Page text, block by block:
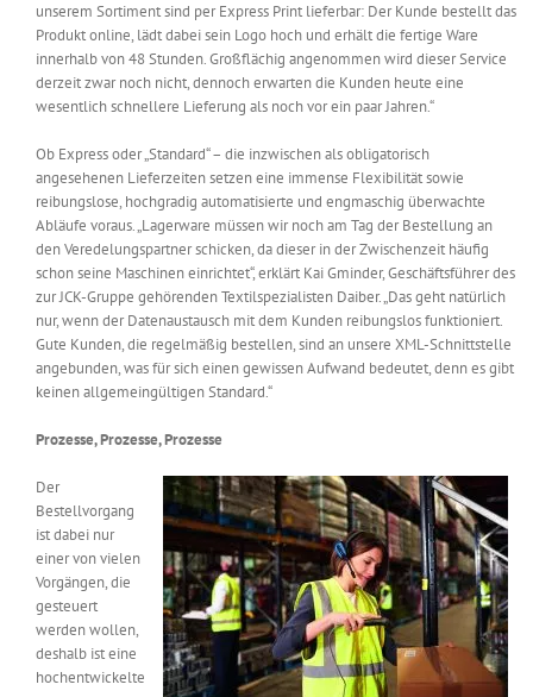
unserem Sortiment sind per Express Print lieferbar: Der Kunde bestellt das
Produkt online, lädt dabei sein Logo hoch und erhält die fertige Ware
innerhalb von 48 Stunden. Großflächig angenommen wird dieser Service
derzeit zwar noch nicht, dennoch erwarten die Kunden heute eine
wesentlich schnellere Lieferung als noch vor ein paar Jahren.“
Ob Express oder „Standard“ – die inzwischen als obligatorisch
angesehenen Lieferzeiten setzen eine immense Flexibilität sowie
reibungslose, hochgradig automatisierte und engmaschig überwachte
Abläufe voraus. „Lagerware müssen wir noch am Tag der Bestellung an
den Veredelungspartner schicken, da dieser in der Zwischenzeit häufig
schon seine Maschinen einrichtet“, erklärt Kai Gminder, Geschäftsführer des
zur JCK-Gruppe gehörenden Textilspezialisten Daiber. „Das geht natürlich
nur, wenn der Datenaustausch mit dem Kunden reibungslos funktioniert.
Gute Kunden, die regelmäßig bestellen, sind an unsere XML-Schnittstelle
angebunden, was für sich einen gewissen Aufwand bedeutet, denn es gibt
keinen allgemeingültigen Standard.“
Prozesse, Prozesse, Prozesse
Der
Bestellvorgang
ist dabei nur
einer von vielen
Vorgängen, die
gesteuert
werden wollen,
deshalb ist eine
hochentwickelte